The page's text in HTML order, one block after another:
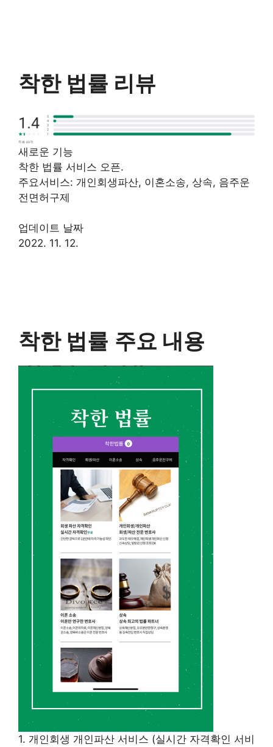
착한 법률 리뷰
새로운 기능
착한 법률 서비스 오픈.
주요서비스: 개인회생파산, 이혼소송, 상속, 음주운
전면허구제
업데이트 날짜
2022. 11. 12.
착한 법률 주요 내용
1. 개인회생 개인파산 서비스 (실시간 자격확인 서비